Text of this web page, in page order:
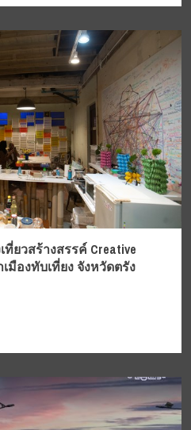
ยวสร้างสรรค์ Creative
มืองทับเที่ยง จังหวัดตรัง